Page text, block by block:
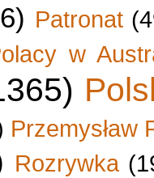
Patronat
w
Przemysław
Rozrywka